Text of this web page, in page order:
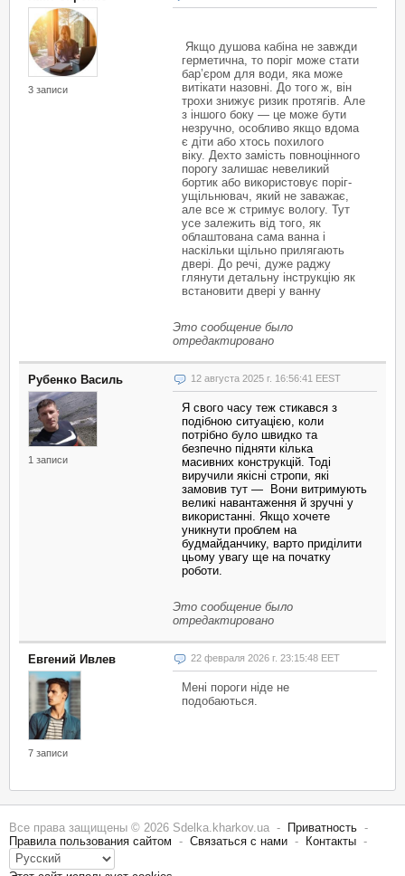
3 записи
Якщо душова кабіна не завжди
герметична, то поріг може стати
бар’єром для води, яка може
витікати назовні. До того ж, він
трохи знижує ризик протягів. Але
з іншого боку — це може бути
незручно, особливо якщо вдома
є діти або хтось похилого
віку. Дехто замість повноцінного
порогу залишає невеликий
бортик або використовує поріг-
ущільнювач, який не заважає,
але все ж стримує вологу. Тут
усе залежить від того, як
облаштована сама ванна і
наскільки щільно прилягають
двері. До речі, дуже раджу
глянути детальну інструкцію як
встановити двері у ванну
Это сообщение было
отредактировано
Рубенко Василь
1 записи
12 августа 2025 г. 16:56:41 EEST
Я свого часу теж стикався з
подібною ситуацією, коли
потрібно було швидко та
безпечно підняти кілька
масивних конструкцій. Тоді
виручили якісні стропи, які
замовив тут — Вони витримують
великі навантаження й зручні у
використанні. Якщо хочете
уникнути проблем на
будмайданчику, варто приділити
цьому увагу ще на початку
роботи.
Это сообщение было
отредактировано
Евгений Ивлев
7 записи
22 февраля 2026 г. 23:15:48 EET
Мені пороги ніде не
подобаються.
Все права защищены © 2026 Sdelka.kharkov.ua - Приватность -
Правила пользования сайтом - Связаться с нами - Контакты -